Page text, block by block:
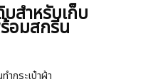
สำหรับเก็บ
อมสกรีน
ำกระเป๋าผ้า